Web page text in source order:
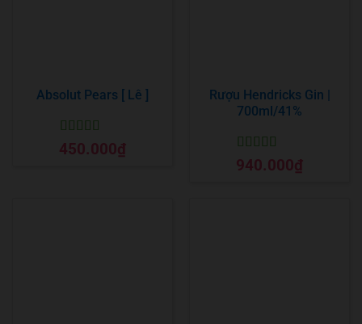
Absolut Pears [ Lê ]
Được xếp
hạng55 sao
450.000₫
Rượu Hendricks Gin |
700ml/41%
Được xếp
hạng55 sao
940.000₫